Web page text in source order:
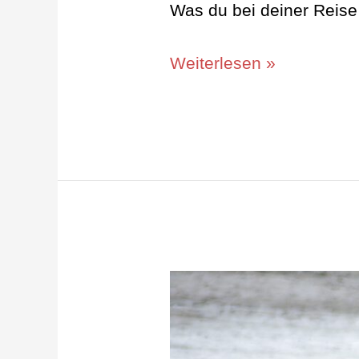
Was du bei deiner
Weiterlesen »
Lama,
Alpaka
und